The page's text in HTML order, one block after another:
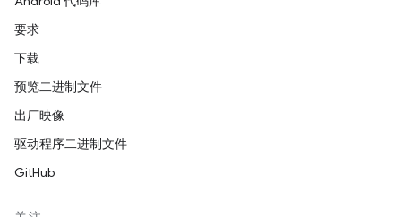
要求
下载
预览二进制文件
出厂映像
驱动程序二进制文件
GitHub